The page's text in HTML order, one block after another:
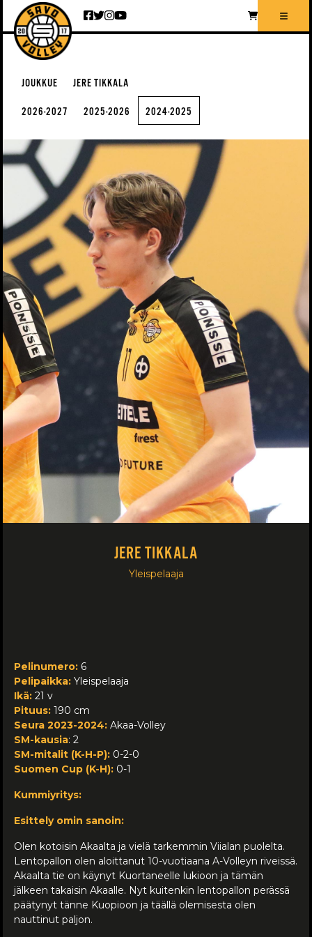
Siirry sisältöön
JOUKKUE JERE TIKKALA
2026-2027 2025-2026 2024-2025
JERE TIKKALA
Yleispelaaja
Pelinumero: 6
Pelipaikka: Yleispelaaja
Ikä: 21 v
Pituus: 190 cm
Seura 2023-2024: Akaa-Volley
SM-kausia: 2
SM-mitalit (K-H-P): 0-2-0
Suomen Cup (K-H): 0-1
Kummiyritys:
Esittely omin sanoin:
Olen kotoisin Akaalta ja vielä tarkemmin Viialan puolelta.
Lentopallon olen aloittanut 10-vuotiaana A-Volleyn riveissä.
Akaalta tie on käynyt Kuortaneelle lukioon ja tämän
jälkeen takaisin Akaalle. Nyt kuitenkin lentopallon perässä
päätynyt tänne Kuopioon ja täällä olemisesta olen
nauttinut paljon.